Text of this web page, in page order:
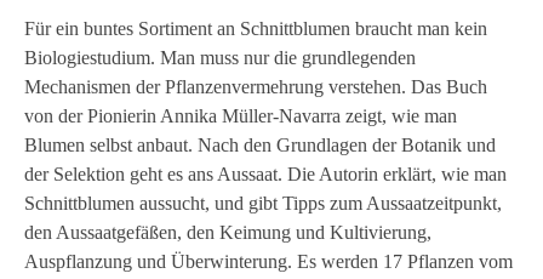
Für ein buntes Sortiment an Schnittblumen braucht man kein
Biologiestudium. Man muss nur die grundlegenden
Mechanismen der Pflanzenvermehrung verstehen. Das Buch
von der Pionierin Annika Müller-Navarra zeigt, wie man
Blumen selbst anbaut. Nach den Grundlagen der Botanik und
der Selektion geht es ans Aussaat. Die Autorin erklärt, wie man
Schnittblumen aussucht, und gibt Tipps zum Aussaatzeitpunkt,
den Aussaatgefäßen, den Keimung und Kultivierung,
Auspflanzung und Überwinterung. Es werden 17 Pflanzen vom